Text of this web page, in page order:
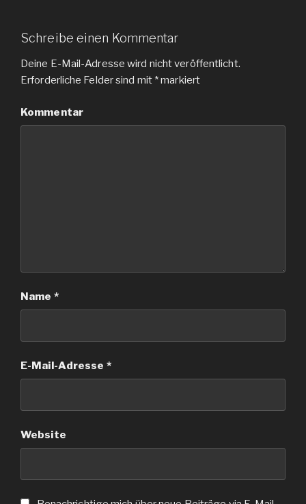
Schreibe einen Kommentar
Deine E-Mail-Adresse wird nicht veröffentlicht.
Erforderliche Felder sind mit *markiert
Kommentar
Name *
E-Mail-Adresse *
Website